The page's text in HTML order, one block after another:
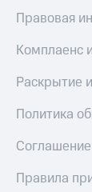
Правовая
Комплаенс
Раскрытие
Политика
Правила